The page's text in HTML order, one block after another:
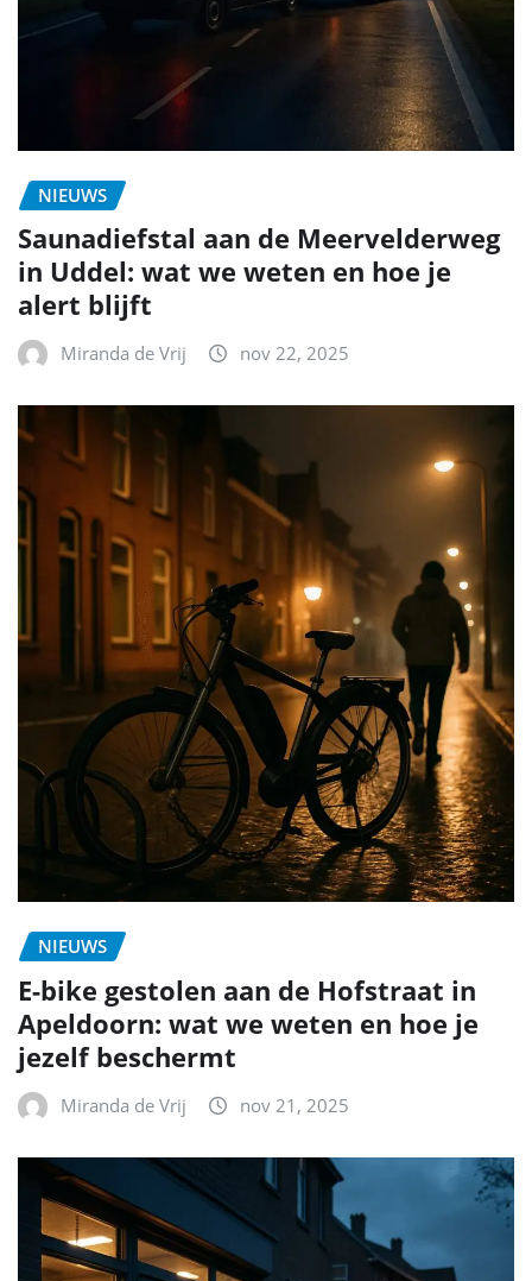
NIEUWS
Saunadiefstal aan de Meervelderweg
in Uddel: wat we weten en hoe je
alert blijft
Miranda de Vrij nov 22, 2025
NIEUWS
E-bike gestolen aan de Hofstraat in
Apeldoorn: wat we weten en hoe je
jezelf beschermt
Miranda de Vrij nov 21, 2025